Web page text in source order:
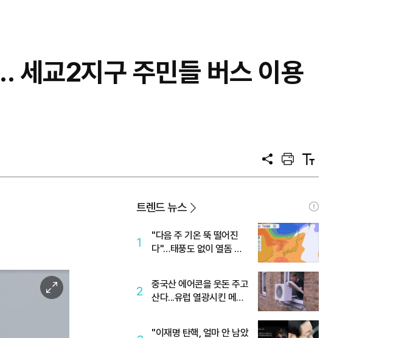
교2지구 주민들 버스 이용
공
프
트
텍
트
이
미
트렌드 뉴스
1
"다음 주 기온 뚝 떨어진
다"…태풍도 없이 열돔 박
2
중국산 에어콘을 웃돈 주고
산다...유럽 열광시킨 메이
"이재명 탄핵, 얼마 안 남았